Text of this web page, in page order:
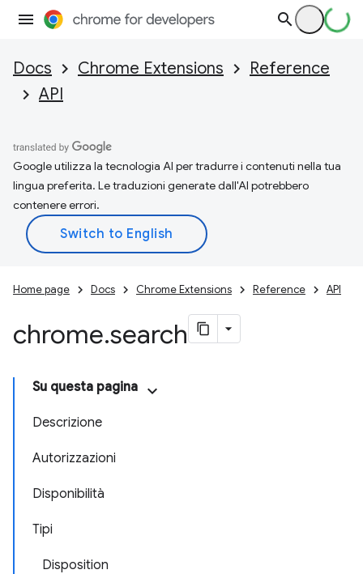
Docs Chrome Extensions
Reference
API
Google utilizza la tecnologia AI per tradurre i contenuti nella tua
lingua preferita. Le traduzioni generate dall'AI potrebbero
contenere errori.
Home page Docs Chrome Extensions Reference API
chrome.search
Su questa pagina
Descrizione
Autorizzazioni
Disponibilità
Tipi
Disposition